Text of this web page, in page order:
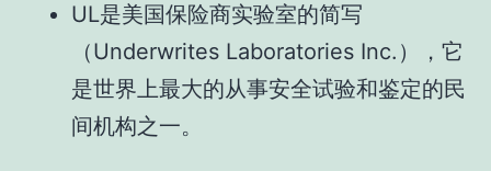
UL是美国保险商实验室的简写
（Underwrites Laboratories Inc.），它
是世界上最大的从事安全试验和鉴定的民
间机构之一。